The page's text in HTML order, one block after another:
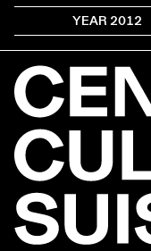
YEAR 2012